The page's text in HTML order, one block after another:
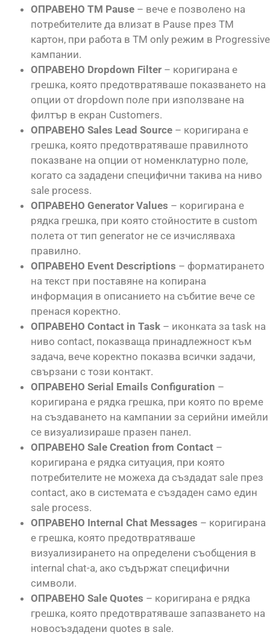
ОПРАВЕНО TM Pause – вече е позволено на
потребителите да влизат в Pause през TM
картон, при работа в TM only режим в Progressive
кампании.
ОПРАВЕНО Dropdown Filter – коригирана е
грешка, която предотвратяваше показването на
опции от dropdown поле при използване на
филтър в екран Customers.
ОПРАВЕНО Sales Lead Source – коригирана е
грешка, която предотвратяваше правилното
показване на опции от номенклатурно поле,
когато са зададени специфични такива на ниво
sale process.
ОПРАВЕНО Generator Values – коригирана е
рядка грешка, при която стойностите в custom
полета от тип generator не се изчисляваха
правилно.
ОПРАВЕНО Event Descriptions – форматирането
на текст при поставяне на копирана
информация в описанието на събитие вече се
пренася коректно.
ОПРАВЕНО Contact in Task – иконката за task на
ниво contact, показваща принадлежност към
задача, вече коректно показва всички задачи,
свързани с този контакт.
ОПРАВЕНО Serial Emails Configuration –
коригирана е рядка грешка, при която по време
на създаването на кампании за серийни имейли
се визуализираше празен панел.
ОПРАВЕНО Sale Creation from Contact –
коригирана е рядка ситуация, при която
потребителите не можеха да създадат sale през
contact, ако в системата е създаден само един
sale process.
ОПРАВЕНО Internal Chat Messages – коригирана
е грешка, която предотвратяваше
визуализирането на определени съобщения в
internal chat-а, ако съдържат специфични
символи.
ОПРАВЕНО Sale Quotes – коригирана е рядка
грешка, която предотвратяваше запазването на
новосъздадени quotes в sale.